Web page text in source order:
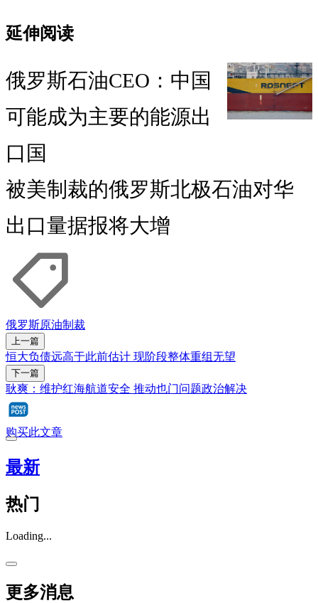
延伸阅读
俄罗斯石油CEO：中国
可能成为主要的能源出
口国
被美制裁的俄罗斯北极石油对华
出口量据报将大增
俄罗斯原油制裁
上一篇
恒大负债远高于此前估计 现阶段整体重组无望
下一篇
耿爽：维护红海航道安全 推动也门问题政治解决
购买此文章
最新
热门
Loading...
更多消息